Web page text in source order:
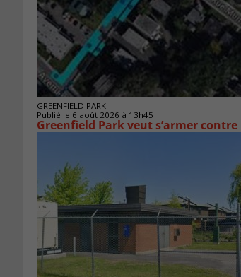
GREENFIELD PARK
Publié le 6 août 2026 à 13h45
Greenfield Park veut